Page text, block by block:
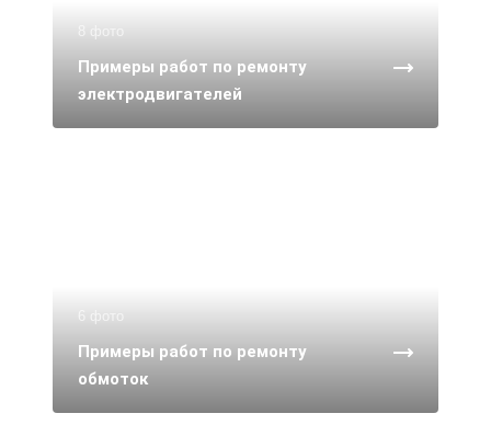
Примеры работ по ремонту
электродвигателей
6 фото
Примеры работ по ремонту
обмоток